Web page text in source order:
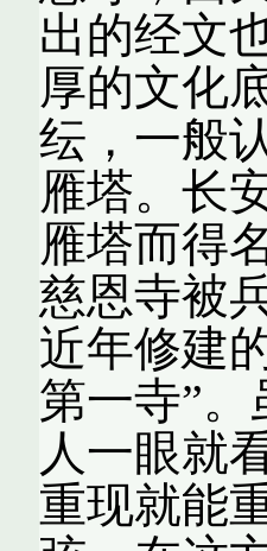
出的经文
厚的文化
纭，一般
雁塔。长
雁塔而得
慈恩寺被
近年修建
第一寺”
人一眼就
重现就能